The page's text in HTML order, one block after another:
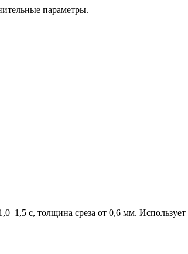
параметры.
с, толщина среза от 0,6 мм. Использует